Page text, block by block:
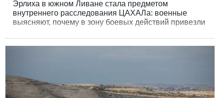
Эрлиха в южном Ливане стала предметом
внутреннего расследования ЦАХАЛа: военные
выясняют, почему в зону боевых действий привезли
высшего командования. Но Эрлих был не